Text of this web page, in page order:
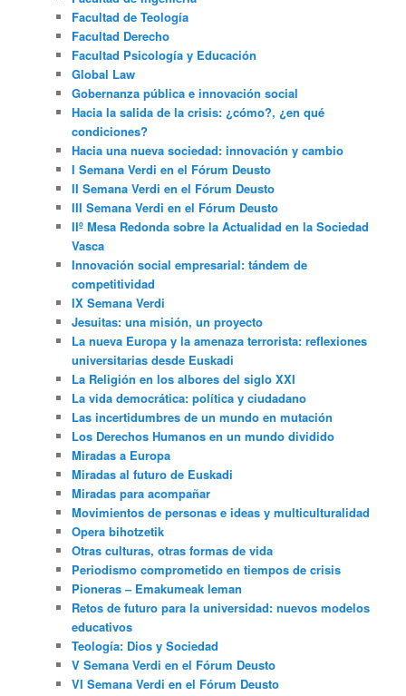
Facultad de Teología
Facultad Derecho
Facultad Psicología y Educación
Global Law
Gobernanza pública e innovación social
Hacia la salida de la crisis: ¿cómo?, ¿en qué
condiciones?
Hacia una nueva sociedad: innovación y cambio
I Semana Verdi en el Fórum Deusto
II Semana Verdi en el Fórum Deusto
III Semana Verdi en el Fórum Deusto
IIº Mesa Redonda sobre la Actualidad en la Sociedad
Vasca
Innovación social empresarial: tándem de
competitividad
IX Semana Verdi
Jesuitas: una misión, un proyecto
La nueva Europa y la amenaza terrorista: reflexiones
universitarias desde Euskadi
La Religión en los albores del siglo XXI
La vida democrática: política y ciudadano
Las incertidumbres de un mundo en mutación
Los Derechos Humanos en un mundo dividido
Miradas a Europa
Miradas al futuro de Euskadi
Miradas para acompañar
Movimientos de personas e ideas y multiculturalidad
Opera bihotzetik
Otras culturas, otras formas de vida
Periodismo comprometido en tiempos de crisis
Pioneras – Emakumeak leman
Retos de futuro para la universidad: nuevos modelos
educativos
Teología: Dios y Sociedad
V Semana Verdi en el Fórum Deusto
VI Semana Verdi en el Fórum Deusto